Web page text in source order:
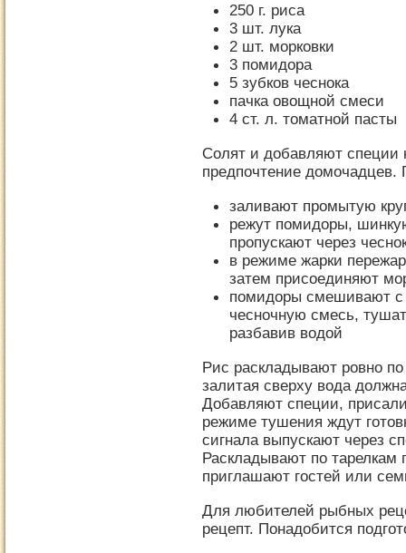
250 г. риса
3 шт. лука
2 шт. морковки
3 помидора
5 зубков чеснока
пачка овощной смеси
4 ст. л. томатной пасты
Солят и добавляют специи
предпочтение домочадцев.
заливают промытую
режут помидоры,
пропускают через
в режиме жарки
затем присоединяют
помидоры смешивают с
чесночную смесь,
разбавив водой
Рис раскладывают ровно
залитая сверху вода
Добавляют специи,
режиме тушения ждут
сигнала выпускают через
Раскладывают по тарелкам
приглашают гостей или
Для любителей рыбных
рецепт. Понадобится